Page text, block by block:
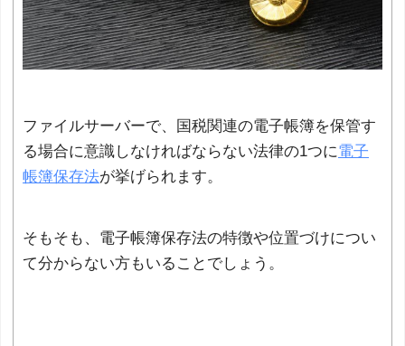
ファイルサーバーで、国税関連の電子帳簿を保管す
る場合に意識しなければならない法律の1つに電子
帳簿保存法が挙げられます。
そもそも、電子帳簿保存法の特徴や位置づけについ
て分からない方もいることでしょう。